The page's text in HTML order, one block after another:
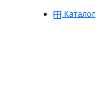
Каталог